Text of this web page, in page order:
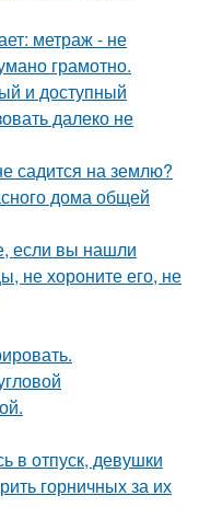
метраж - не
грамотно.
и доступный
далеко не
садится на землю?
дома общей
если вы нашли
не хороните его, не
в отпуск, девушки
горничных за их